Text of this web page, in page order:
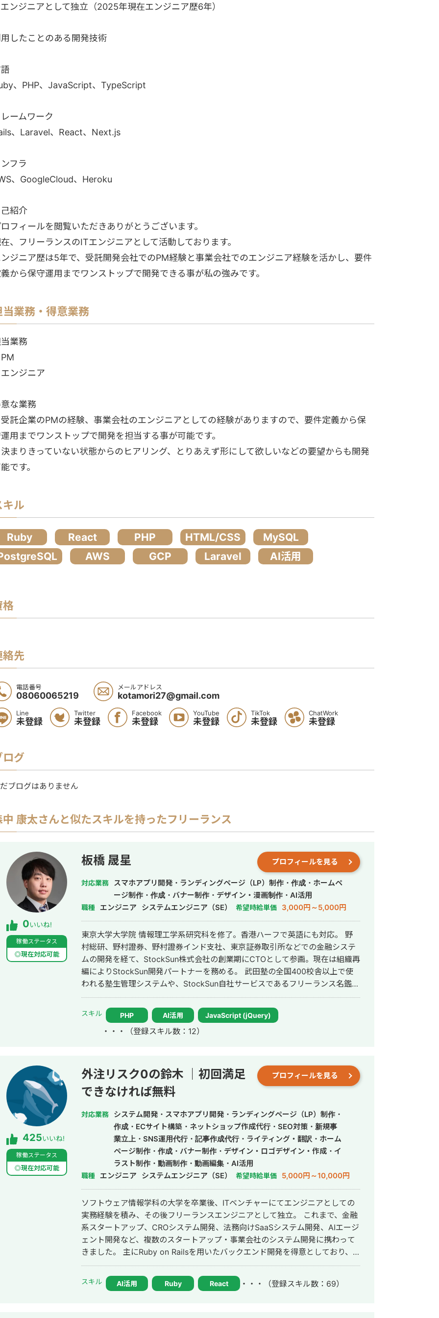
ンジニアとして独立（2025年現在エンジニア歴6年）
したことのある開発技術
、PHP、JavaScript、TypeScript
ームワーク
、Laravel、React、Next.js
フラ
、GoogleCloud、Heroku
紹介
フィールを閲覧いただきありがとうございます。
、フリーランスのITエンジニアとして活動しております。
ジニア歴は5年で、受託開発会社でのPM経験と事業会社でのエンジニア経験を活かし、要件
から保守運用までワンストップで開発できる事が私の強みです。
当業務・得意業務
業務
ンジニア
な業務
託企業のPMの経験、事業会社のエンジニアとしての経験がありますので、要件定義から保
用までワンストップで開発を担当する事が可能です。
まりきっていない状態からのヒアリング、とりあえず形にして欲しいなどの要望からも開発
です。
キル
Ruby React PHP HTML/CSS
MySQL
AWS GCP Laravel AI活用
格
絡先
電話番号
08060065219
メールアドレス
kotamori27@gmail.com
Line
未登録
Twitter
未登録
Facebook
未登録
YouTube
未登録
TikTok
未登録
ChatWork
未登録
ログ
ブログはありません
中 康太さんと似たスキルを持ったフリーランス
0いいね!
稼働ステータス
◎現在対応可能
板橋 晟星 プロフィールを見る
対応業務
スマホアプリ開発・ランディングページ（LP）制作・作成・ホームペ
ージ制作・作成・バナー制作・デザイン・漫画制作・AI活用
職種 エンジニア システムエンジニア（SE） 希望時給単価 3,000円～5,000円
東京大学大学院 情報理工学系研究科を修了。香港ハーフで英語にも対応。 野
村総研、野村證券、野村證券インド支社、東京証券取引所などでの金融システ
ムの開発を経て、StockSun株式会社の創業期にCTOとして参画。現在は組織再
編によりStockSun開発パートナーを務める。 武田塾の全国400校舎以上で使
われる塾生管理システムや、StockSun自社サービスであるフリーランス名鑑、
マッチングアプリのフェリ恋、年収チャンネルの転職者と企業のマッチングサ
ービスである年収スカウトなど数十のサービスを1人でサクっと開発。近年は
ChatGPTを用いたチャットボットやパワポスライド自動生成システム等、AIを
活用したシステムも多数開発している。 チームを組んで複数人で開発すると品
る。開発速度も早く、品質の良いサービスを最速かつ他より安い価格で開発で
きる。 得意領域はAI開発・Web開発・スマホアプリ・社内システムなどITシス
テム全般の開発。 インタビュー記事はこちら
スキル PHP AI活用 JavaScript (jQuery)
・・・ （登録スキル数：12）
425いいね!
稼働ステータス
◎現在対応可能
外注リスク0の鈴木 ｜初回満足
できなければ無料
プロフィールを見る
対応業務
システム開発・スマホアプリ開発・ランディングページ（LP）制作・
作成・ECサイト構築・ネットショップ作成代行・SEO対策・新規事
業立上・SNS運用代行・記事作成代行・ライティング・翻訳・ホーム
ページ制作・作成・バナー制作・デザイン・ロゴデザイン・作成・イ
ラスト制作・動画制作・動画編集・AI活用
職種 エンジニア システムエンジニア（SE） 希望時給単価 5,000円～10,000円
ソフトウェア情報学科の大学を卒業後、ITベンチャーにてエンジニアとしての
実務経験を積み、その後フリーランスエンジニアとして独立。 これまで、金融
系スタートアップ、CROシステム開発、法務向けSaaSシステム開発、AIエージ
ェント開発など、複数のスタートアップ・事業会社のシステム開発に携わって
きました。 主にRuby on Railsを用いたバックエンド開発を得意としており、
要件定義、設計、実装、本番リリース、運用改善まで一貫して対応していま
す。 特に、仕様が複雑な業務システムや、要件がまだ固まりきっていない新規
開発において、事業目的を整理しながら、正確にスピード感を持って形にして
スキル AI活用 Ruby React ・・・ （登録スキル数：69）